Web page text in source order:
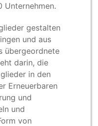
Unternehmen.
gestalten
und aus
übergeordnete
darin, die
in den
Erneuerbaren
und
und
von